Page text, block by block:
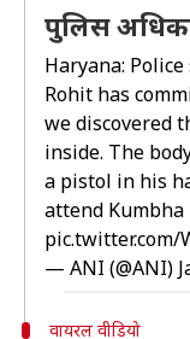
पुलिस
Haryana:
Rohit has
we discovered
inside. The
a pistol in his
attend Kumbha
pic.twitter.com/
— ANI (@ANI)
वायरल वीडियो